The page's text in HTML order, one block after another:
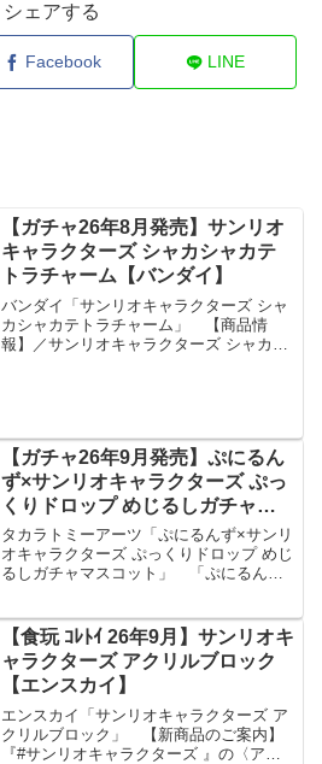
シェアする
Facebook LINE
【ガチャ26年8月発売】サンリオ
キャラクターズ シャカシャカテ
トラチャーム【バンダイ】
バンダイ「サンリオキャラクターズ シャ
カシャカテトラチャーム」 【商品情
報】／サンリオキャラクターズ シャカシ
【ガチャ26年9月発売】ぷにるん
ず×サンリオキャラクターズ ぷっ
くりドロップ めじるしガチャマ
スコット【タカラトミーアーツ】
タカラトミーアーツ「ぷにるんず×サンリ
オキャラクターズ ぷっくりドロップ めじ
るしガチャマスコット」 「ぷにるんず×
カプセルトイ売り場から発売されま
す。 「ぷにるん...
【食玩 ｺﾚﾄｲ 26年9月】サンリオキ
ャラクターズ アクリルブロック
【エンスカイ】
エンスカイ「サンリオキャラクターズ ア
クリルブロック」 【新商品のご案内】
『#サンリオキャラクターズ 』の〈アク